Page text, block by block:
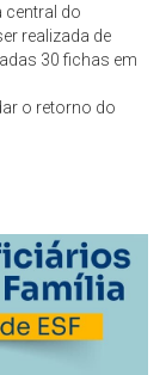
central do
realizada de
30 fichas em
o retorno do